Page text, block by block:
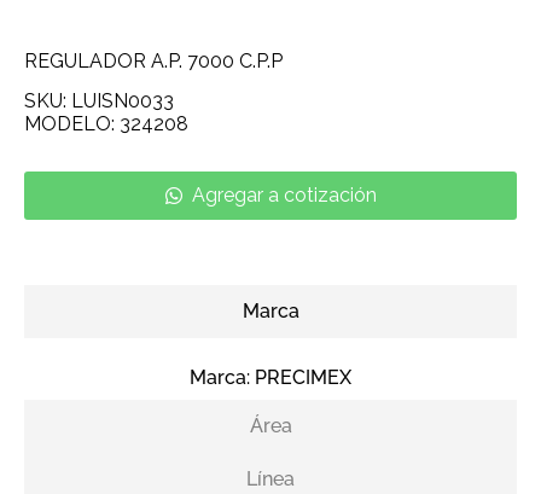
REGULADOR A.P. 7000 C.P.P
SKU: LUISN0033
MODELO: 324208
Agregar a cotización
Marca
Marca: PRECIMEX
Área
Línea